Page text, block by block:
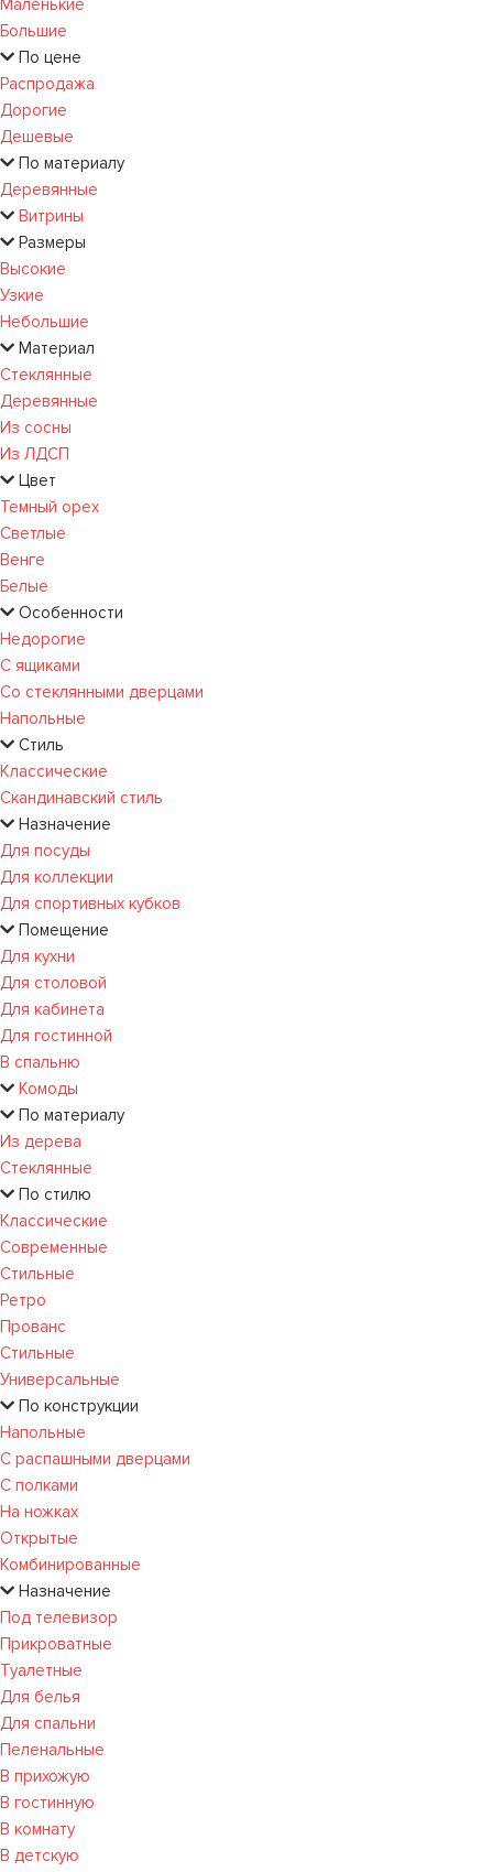
Маленькие
Большие
По цене
Распродажа
Дорогие
Дешевые
По материалу
Деревянные
Витрины
Размеры
Высокие
Узкие
Небольшие
Материал
Стеклянные
Деревянные
Из сосны
Из ЛДСП
Цвет
Темный орех
Светлые
Венге
Белые
Особенности
Недорогие
С ящиками
Со стеклянными дверцами
Напольные
Стиль
Классические
Скандинавский стиль
Назначение
Для посуды
Для коллекции
Для спортивных кубков
Помещение
Для кухни
Для столовой
Для кабинета
Для гостинной
В спальню
Комоды
По материалу
Из дерева
Стеклянные
По стилю
Классические
Современные
Стильные
Ретро
Прованс
Стильные
Универсальные
По конструкции
Напольные
С распашными дверцами
С полками
На ножках
Открытые
Комбинированные
Назначение
Под телевизор
Прикроватные
Туалетные
Для белья
Для спальни
Пеленальные
В прихожую
В гостинную
В комнату
В детскую